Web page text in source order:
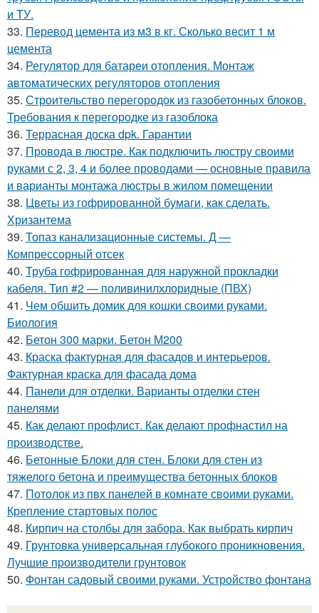
и ТУ.
33. Перевод цемента из м3 в кг. Сколько весит 1 м
цемента
34. Регулятор для батареи отопления. Монтаж
автоматических регуляторов отопления
35. Строительство перегородок из газобетонных блоков.
Требования к перегородке из газоблока
36. Террасная доска dpk. Гарантии
37. Провода в люстре. Как подключить люстру своими
руками с 2, 3, 4 и более проводами — основные правила
и варианты монтажа люстры в жилом помещении
38. Цветы из гофрированной бумаги, как сделать.
Хризантема
39. Топаз канализационные системы. Д —
Компрессорный отсек
40. Труба гофрированная для наружной прокладки
кабеля. Тип #2 — поливинилхлоридные (ПВХ)
41. Чем обшить домик для кошки своими руками.
Биология
42. Бетон 300 марки. Бетон М200
43. Краска фактурная для фасадов и интерьеров.
Фактурная краска для фасада дома
44. Панели для отделки. Варианты отделки стен
панелями
45. Как делают профлист. Как делают профнастил на
производстве.
46. Бетонные Блоки для стен. Блоки для стен из
тяжелого бетона и преимущества бетонных блоков
47. Потолок из пвх панелей в комнате своими руками.
Крепление стартовых полос
48. Кирпич на столбы для забора. Как выбрать кирпич
49. Грунтовка универсальная глубокого проникновения.
Лучшие производители грунтовок
50. Фонтан садовый своими руками. Устройство фонтана